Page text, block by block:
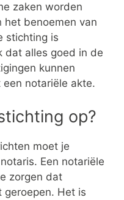
zaken worden
het benoemen van
stichting is
dat alles goed in de
kunnen
notariële akte.
op?
moet je
Een notariële
zorgen dat
Het is